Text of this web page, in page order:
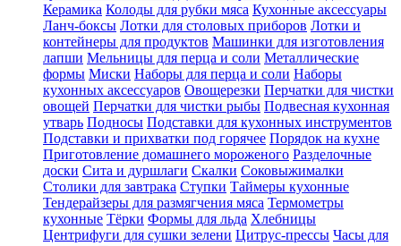
Керамика Колоды для рубки мяса Кухонные аксессуары
Ланч-боксы Лотки для столовых приборов Лотки и
контейнеры для продуктов Машинки для изготовления
лапши Мельницы для перца и соли Металлические
формы Миски Наборы для перца и соли Наборы
кухонных аксессуаров Овощерезки Перчатки для чистки
овощей Перчатки для чистки рыбы Подвесная кухонная
утварь Подносы Подставки для кухонных инструментов
Подставки и прихватки под горячее Порядок на кухне
Приготовление домашнего мороженого Разделочные
доски Сита и дуршлаги Скалки Соковыжималки
Столики для завтрака Ступки Таймеры кухонные
Тендерайзеры для размягчения мяса Термометры
кухонные Тёрки Формы для льда Хлебницы
Центрифуги для сушки зелени Цитрус-прессы Часы для